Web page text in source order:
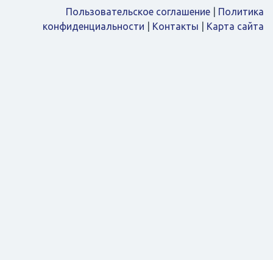
Пользовательское соглашение
Политика
конфиденциальности
Контакты Карта сайта